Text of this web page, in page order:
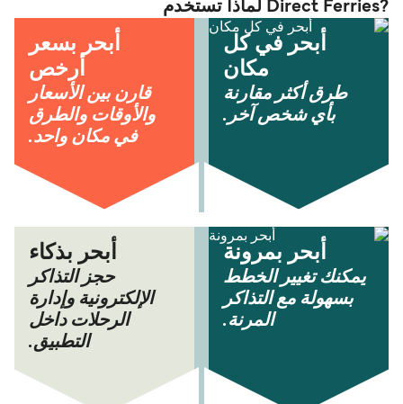
?Direct Ferries لماذا تستخدم
أبحر في كل
مكان
طرق أكثر مقارنة
بأي شخص آخر.
أبحر بسعر
أرخص
قارن بين الأسعار
والأوقات والطرق
في مكان واحد.
أبحر بمرونة
يمكنك تغيير الخطط
بسهولة مع التذاكر
المرنة.
أبحر بذكاء
حجز التذاكر
الإلكترونية وإدارة
الرحلات داخل
التطبيق.